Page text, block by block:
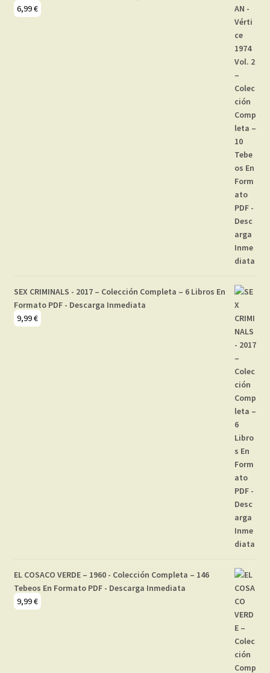
6,99€
SEX CRIMINALS - 2017 – Colección Completa – 6 Libros En
Formato PDF - Descarga Inmediata
9,99€
EL COSACO VERDE – 1960 - Colección Completa – 146
Tebeos En Formato PDF - Descarga Inmediata
9,99€